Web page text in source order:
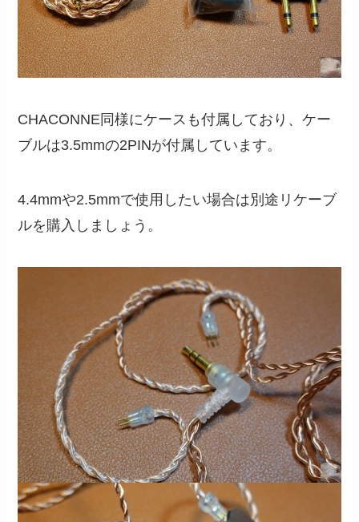
CHACONNE同様にケースも付属しており、ケー
ブルは3.5mmの2PINが付属しています。
4.4mmや2.5mmで使用したい場合は別途リケーブ
ルを購入しましょう。